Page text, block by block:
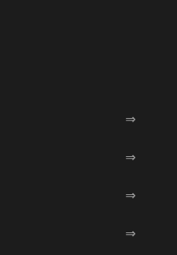
⇒
⇒
⇒
⇒